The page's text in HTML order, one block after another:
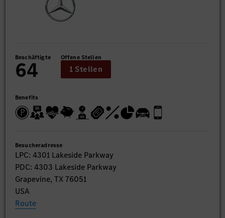
Beschäftigte
64 Offene Stellen
1 Stellen
Benefits
Besucheradresse
LPC: 4301 Lakeside Parkway
PDC: 4303 Lakeside Parkway
Grapevine, TX 76051
USA
Route